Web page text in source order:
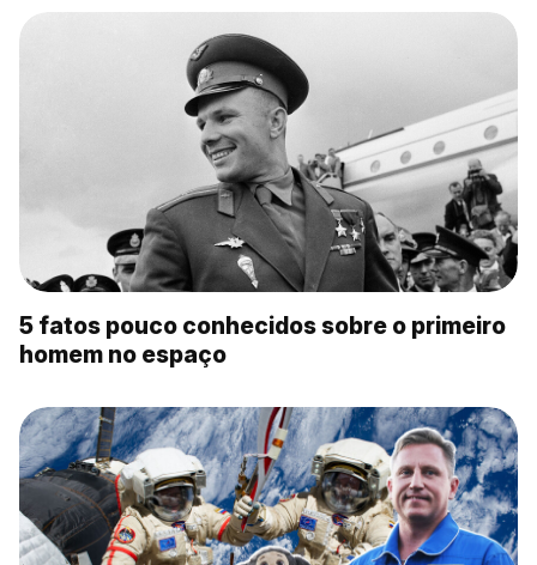
5 fatos pouco conhecidos sobre o primeiro
homem no espaço